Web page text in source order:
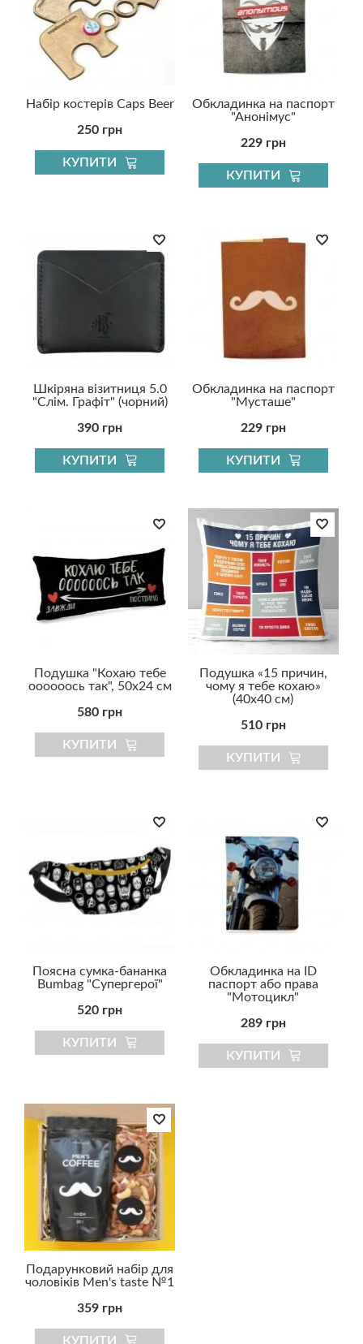
Набір костерів Caps Beer
250 грн
КУПИТИ
Обкладинка на паспорт
"Анонімус"
229 грн
КУПИТИ
Шкіряна візитниця 5.0
"Слім. Графіт" (чорний)
390 грн
КУПИТИ
Обкладинка на паспорт
"Мусташе"
229 грн
КУПИТИ
Подушка "Кохаю тебе
оооооось так", 50х24 см
580 грн
КУПИТИ
Подушка «15 причин,
чому я тебе кохаю»
(40х40 см)
510 грн
КУПИТИ
Поясна сумка-бананка
Bumbag "Супергерої"
520 грн
КУПИТИ
Обкладинка на ID
паспорт або права
"Мотоцикл"
289 грн
КУПИТИ
Подарунковий набір для
чоловіків Men's taste №1
359 грн
КУПИТИ